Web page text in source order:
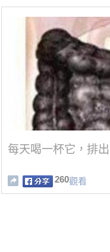
每天喝一杯它，排
260觀看